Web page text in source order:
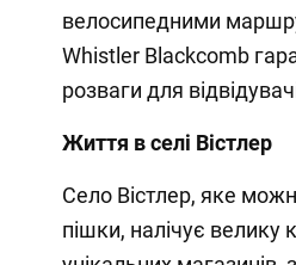
велосипедними
Whistler Blackcomb
розваги для
Життя в селі Вістлер
Село Вістлер, яке
пішки, налічує велику